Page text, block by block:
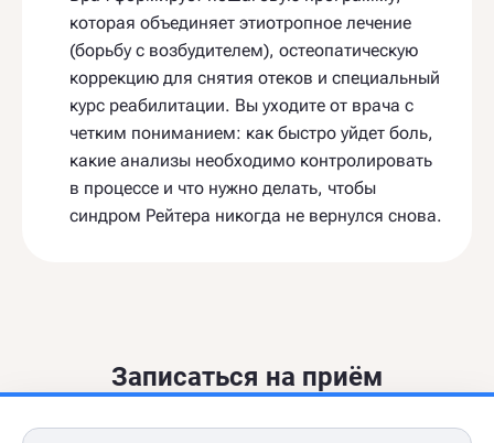
которая объединяет этиотропное лечение
(борьбу с возбудителем), остеопатическую
коррекцию для снятия отеков и специальный
курс реабилитации. Вы уходите от врача с
четким пониманием: как быстро уйдет боль,
какие анализы необходимо контролировать
в процессе и что нужно делать, чтобы
синдром Рейтера никогда не вернулся снова.
Записаться на приём